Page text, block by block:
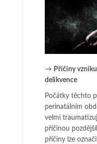
→ Příčiny
delikvence
Počátky těchto
perinatálním
velmi
příčinou
příčiny lze